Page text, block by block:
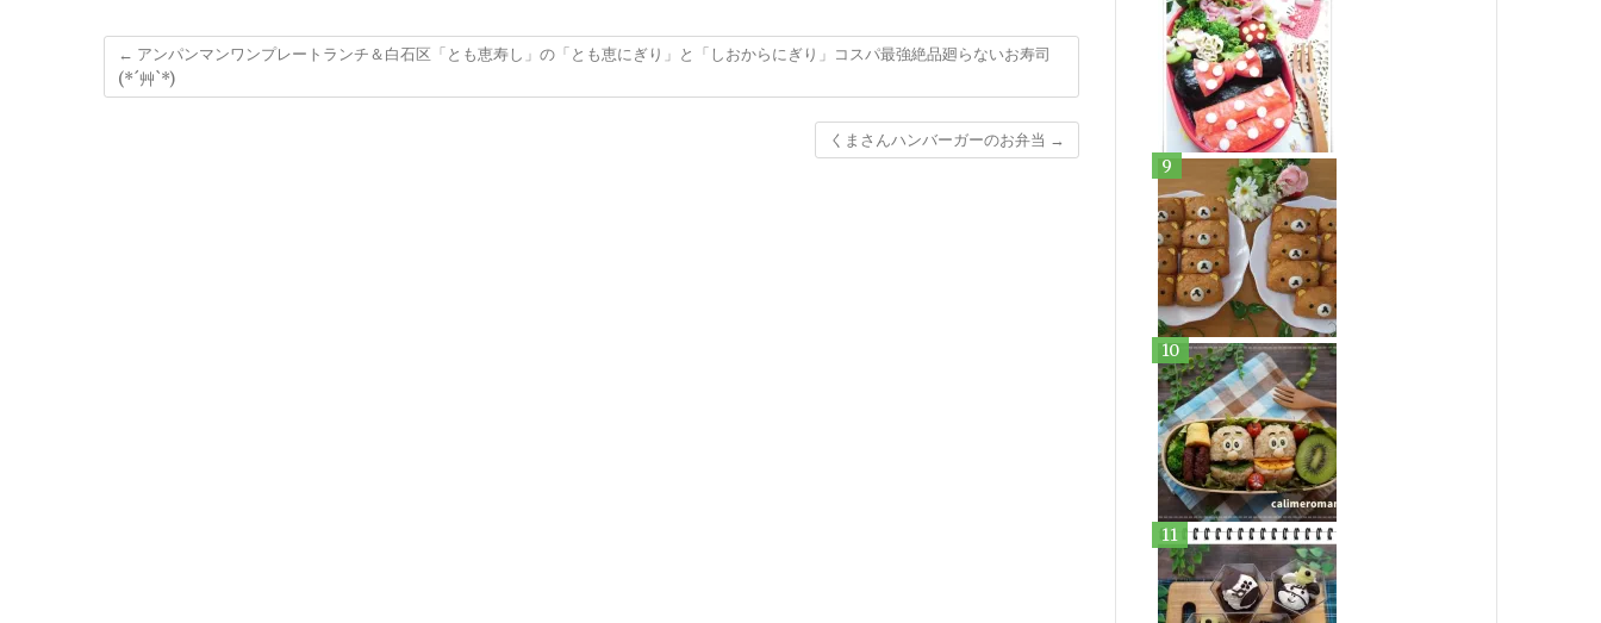
← アンパンマンワンプレートランチ＆白石区「とも恵寿し」の「とも恵にぎり」と「しおからにぎり」コスパ最強絶品廻らないお寿司
(*´艸`*)
くまさんハンバーガーのお弁当 →